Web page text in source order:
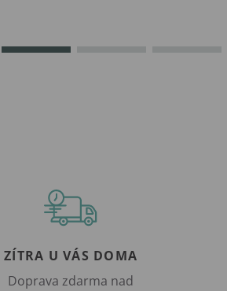
ZÍTRA U VÁS DOMA
Doprava zdarma nad